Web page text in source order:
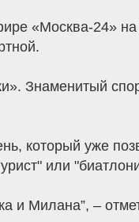
«Москва-24»
Знаменитый
который уже
или
и Милана”, –